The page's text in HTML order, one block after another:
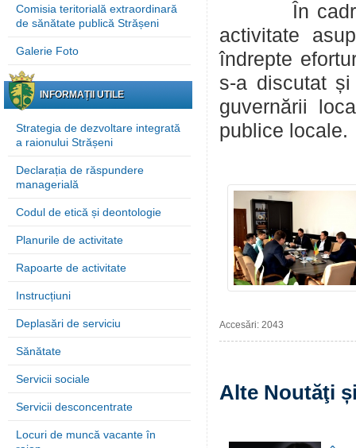
Comisia teritorială extraordinară
de sănătate publică Strășeni
Galerie Foto
INFORMAȚII UTILE
Strategia de dezvoltare integrată
a raionului Strășeni
Declarația de răspundere
managerială
Codul de etică și deontologie
Planurile de activitate
Rapoarte de activitate
Instrucțiuni
Deplasări de serviciu
Sănătate
Servicii sociale
Servicii desconcentrate
Locuri de muncă vacante în
În cadrul
activitate
îndrepte
s-a discutat
guvernării
publice locale.
Accesări: 2043
Alte Noutăţi